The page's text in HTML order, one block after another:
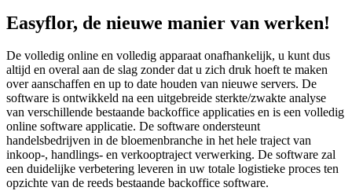
Easyflor, de nieuwe manier van werken!
De volledig online en volledig apparaat onafhankelijk, u kunt dus
altijd en overal aan de slag zonder dat u zich druk hoeft te maken
over aanschaffen en up to date houden van nieuwe servers. De
software is ontwikkeld na een uitgebreide sterkte/zwakte analyse
van verschillende bestaande backoffice applicaties en is een volledig
online software applicatie. De software ondersteunt
handelsbedrijven in de bloemenbranche in het hele traject van
inkoop-, handlings- en verkooptraject verwerking. De software zal
een duidelijke verbetering leveren in uw totale logistieke proces ten
opzichte van de reeds bestaande backoffice software.